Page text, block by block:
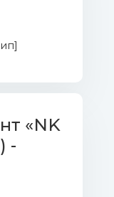
«NK
-